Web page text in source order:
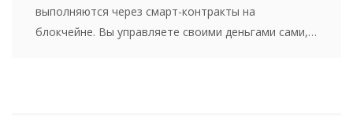
выполняются через смарт-контракты на
блокчейне. Вы управляете своими деньгами сами,